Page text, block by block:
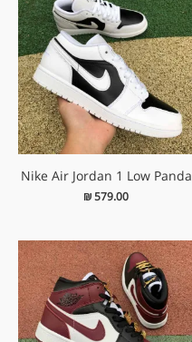
Nike Air Jordan 1 Low Panda
₪579.00